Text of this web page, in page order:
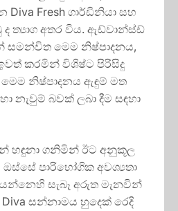
Fresh ගාර්ඩීනියා සහ
ත්‍යාග අතර විය. ඇඩ්වාන්ස්ඩ්
සමන්විත මෙම නිෂ්පාදනය,
කරමින් විශිෂ්ට පිරිසිදු
නිෂ්පාදනය ඇඳුම් මත
නැවුම් බවක් ලබා දීම සඳහා
හඳුනා ගනිමින් ඊට අනුකූල
පාරිභෝගික අවශ්‍යතා
සැබෑ අරුත මැනවින්
සන්නාමය හුදෙක් රෙදි